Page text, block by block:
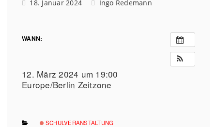
18. Januar 2024 Ingo Redemann
WANN:
12. März 2024 um 19:00
Europe/Berlin Zeitzone
SCHULVERANSTALTUNG